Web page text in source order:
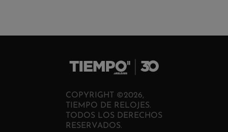
COPYRIGHT ©2026,
TIEMPO DE RELOJES.
TODOS LOS DERECHOS
RESERVADOS.